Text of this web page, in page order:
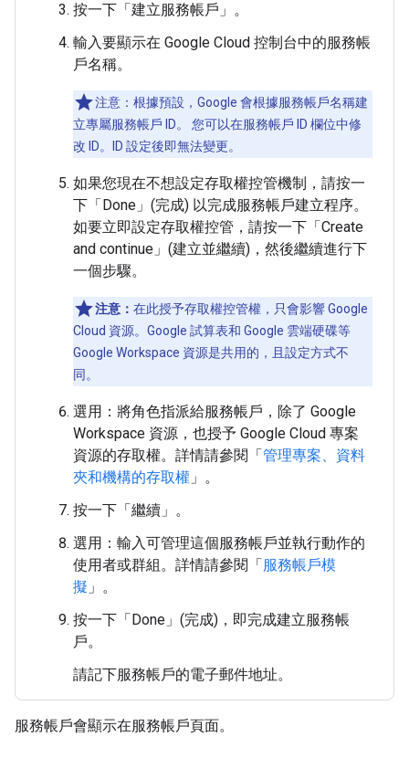
按一下「建立服務帳戶」 。
輸入要顯示在 Google Cloud 控制台中的服務帳
戶名稱。
注意：根據預設，Google 會根據服務帳戶名稱建
立專屬服務帳戶 ID。 您可以在服務帳戶 ID 欄位中修
改 ID。ID 設定後即無法變更。
如果您現在不想設定存取權控管機制，請按一
下「Done」(完成) 以完成服務帳戶建立程序。
如要立即設定存取權控管，請按一下「Create
and continue」(建立並繼續) ，然後繼續進行下
一個步驟。
注意： 在此授予存取權控管權，只會影響 Google
Cloud 資源。Google 試算表和 Google 雲端硬碟等
Google Workspace 資源是共用的，且設定方式不
同。
選用：將角色指派給服務帳戶，除了 Google
Workspace 資源，也授予 Google Cloud 專案
資源的存取權。詳情請參閱「 管理專案、資料
夾和機構的存取權 」。
按一下「繼續」 。
選用：輸入可管理這個服務帳戶並執行動作的
使用者或群組。詳情請參閱「 服務帳戶模
擬 」。
按一下「Done」(完成) ，即完成建立服務帳
戶。
請記下服務帳戶的電子郵件地址。
服務帳戶會顯示在服務帳戶頁面。